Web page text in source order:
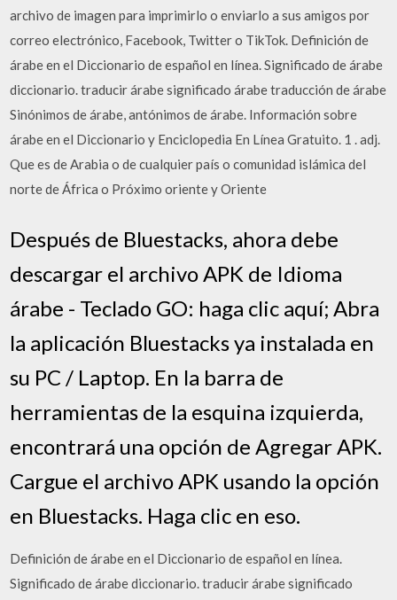
archivo de imagen para imprimirlo o enviarlo a sus amigos por
correo electrónico, Facebook, Twitter o TikTok. Definición de
árabe en el Diccionario de español en línea. Significado de árabe
diccionario. traducir árabe significado árabe traducción de árabe
Sinónimos de árabe, antónimos de árabe. Información sobre
árabe en el Diccionario y Enciclopedia En Línea Gratuito. 1 . adj.
Que es de Arabia o de cualquier país o comunidad islámica del
norte de África o Próximo oriente y Oriente
Después de Bluestacks, ahora debe
descargar el archivo APK de Idioma
árabe - Teclado GO: haga clic aquí; Abra
la aplicación Bluestacks ya instalada en
su PC / Laptop. En la barra de
herramientas de la esquina izquierda,
encontrará una opción de Agregar APK.
Cargue el archivo APK usando la opción
en Bluestacks. Haga clic en eso.
Definición de árabe en el Diccionario de español en línea.
Significado de árabe diccionario. traducir árabe significado